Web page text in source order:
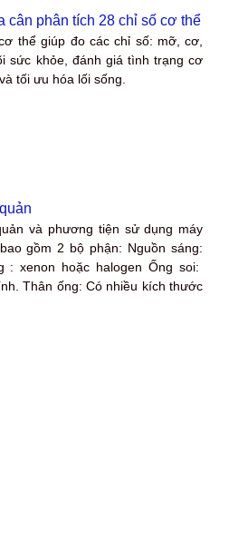
cân phân tích 28 chỉ số cơ thể
thể giúp đo các chỉ số: mỡ, cơ,
sức khỏe, đánh giá tình trạng cơ
tối ưu hóa lối sống.
và phương tiện sử dụng máy
gồm 2 bộ phận: Nguồn sáng:
: xenon hoặc halogen Ống soi:
Thân ống: Có nhiều kích thước